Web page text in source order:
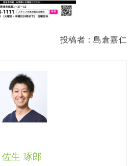
投稿者：島倉嘉仁
佐生 琢郎